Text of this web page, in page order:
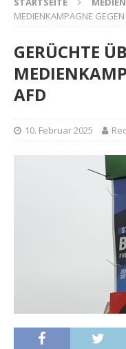
MEDIENKAMPAGNE GEGEN
GERÜCHTE
AFD
10. Februar 2025